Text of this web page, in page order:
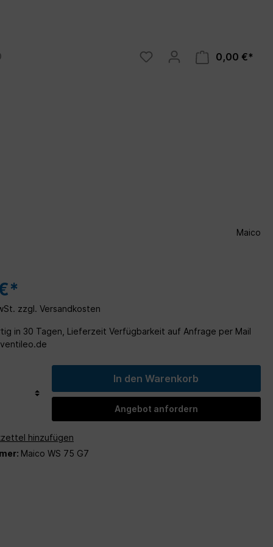
0,00 €*
2020
und
Maico
zzgl. Versandkosten
in 30 Tagen, Lieferzeit Verfügbarkeit auf Anfrage per Mail
In den Warenkorb
Angebot anfordern
hinzufügen
Maico WS 75 G7